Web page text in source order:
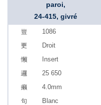
paroi,
24-415, givré
1086
Droit
Insert
25 650
4.0mm
Blanc